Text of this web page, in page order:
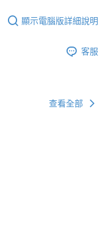
顯示電腦版詳細說明
客服
查看全部